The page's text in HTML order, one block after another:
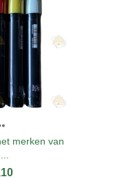
merken van